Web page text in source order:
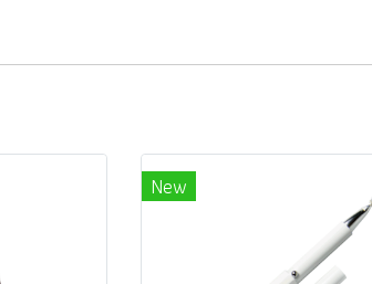
New